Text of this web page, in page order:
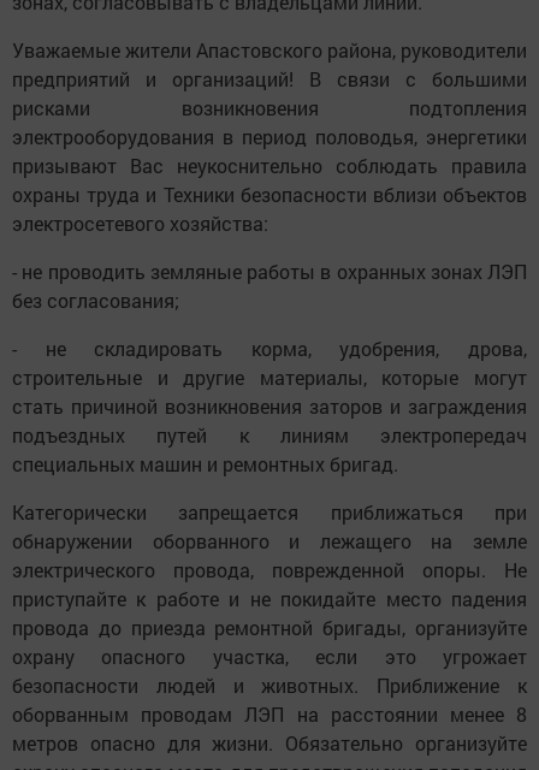
Уважаемые жители Апастовского района, руководители
предприятий и организаций! В связи с большими
рисками возникновения подтопления
электрооборудования в период половодья, энергетики
призывают Вас неукоснительно соблюдать правила
охраны труда и Техники безопасности вблизи объектов
электросетевого хозяйства:
- не проводить земляные работы в охранных зонах ЛЭП
без согласования;
- не складировать корма, удобрения, дрова,
строительные и другие материалы, которые могут
стать причиной возникновения заторов и заграждения
подъездных путей к линиям электропередач
специальных машин и ремонтных бригад.
Категорически запрещается приближаться при
обнаружении оборванного и лежащего на земле
электрического провода, поврежденной опоры. Не
приступайте к работе и не покидайте место падения
провода до приезда ремонтной бригады, организуйте
охрану опасного участка, если это угрожает
безопасности людей и животных. Приближение к
оборванным проводам ЛЭП на расстоянии менее 8
метров опасно для жизни. Обязательно организуйте